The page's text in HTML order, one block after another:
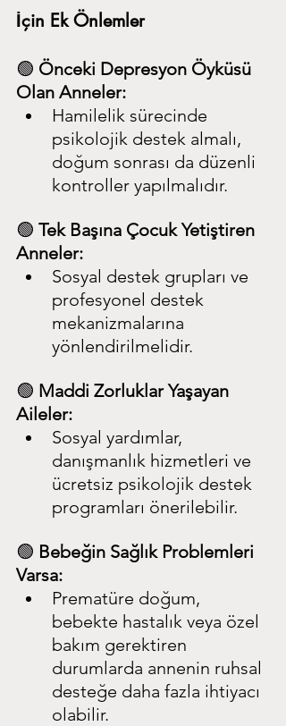
İçin Ek Önlemler
🟢 Önceki Depresyon Öyküsü
Olan Anneler:
Hamilelik sürecinde
psikolojik destek almalı,
doğum sonrası da düzenli
kontroller yapılmalıdır.
🟢 Tek Başına Çocuk Yetiştiren
Anneler:
Sosyal destek grupları ve
profesyonel destek
mekanizmalarına
yönlendirilmelidir.
🟢 Maddi Zorluklar Yaşayan
Aileler:
Sosyal yardımlar,
danışmanlık hizmetleri ve
ücretsiz psikolojik destek
programları önerilebilir.
🟢 Bebeğin Sağlık Problemleri
Varsa:
Prematüre doğum,
bebekte hastalık veya özel
bakım gerektiren
durumlarda annenin ruhsal
desteğe daha fazla ihtiyacı
olabilir.